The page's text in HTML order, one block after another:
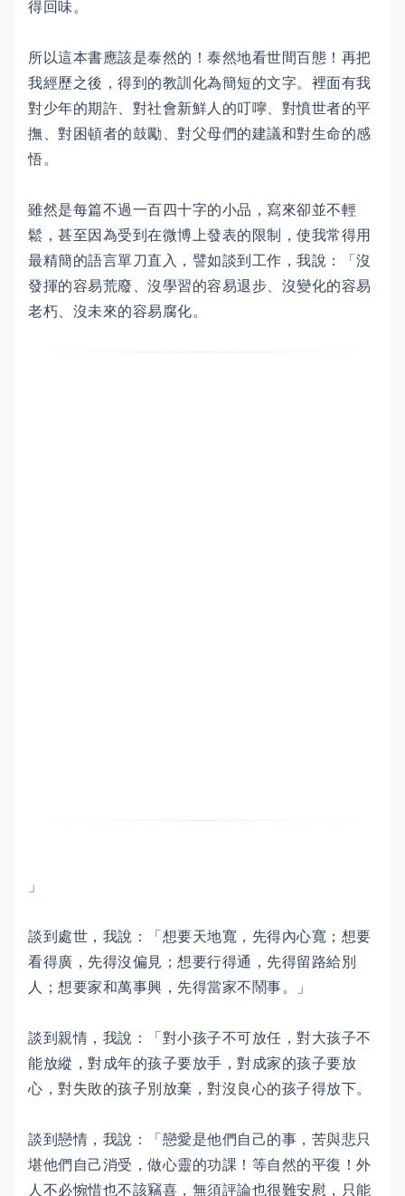
得回味。
所以這本書應該是泰然的！泰然地看世間百態！再把
我經歷之後，得到的教訓化為簡短的文字。裡面有我
對少年的期許、對社會新鮮人的叮嚀、對憤世者的平
撫、對困頓者的鼓勵、對父母們的建議和對生命的感
悟。
雖然是每篇不過一百四十字的小品，寫來卻並不輕
鬆，甚至因為受到在微博上發表的限制，使我常得用
最精簡的語言單刀直入，譬如談到工作，我說：「沒
發揮的容易荒廢、沒學習的容易退步、沒變化的容易
老朽、沒未來的容易腐化。
」
談到處世，我說：「想要天地寬，先得內心寬；想要
看得廣，先得沒偏見；想要行得通，先得留路給別
人；想要家和萬事興，先得當家不鬧事。」
談到親情，我說：「對小孩子不可放任，對大孩子不
能放縱，對成年的孩子要放手，對成家的孩子要放
心，對失敗的孩子別放棄，對沒良心的孩子得放下。
談到戀情，我說：「戀愛是他們自己的事，苦與悲只
堪他們自己消受，做心靈的功課！等自然的平復！外
人不必惋惜也不該竊喜，無須評論也很難安慰，只能